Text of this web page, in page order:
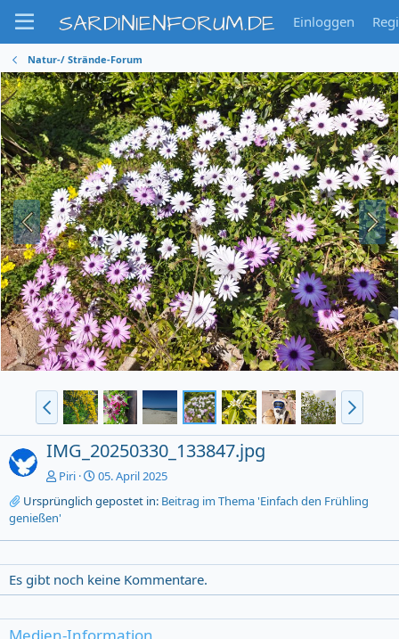
SARDINIENFORUM.DE Einloggen
Natur-/ Strände-Forum
IMG_20250330_133847.jpg
Piri
05. April 2025
Ursprünglich gepostet in: Beitrag im Thema 'Einfach den Frühling
genießen'
Es gibt noch keine Kommentare.